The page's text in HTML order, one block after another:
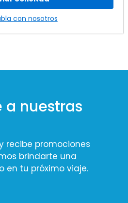
con nosotros
a nuestras
recibe promociones
brindarte una
en tu próximo viaje.